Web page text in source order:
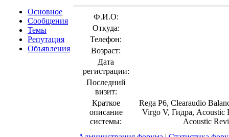
Основное
Сообщения
Темы
Репутация
Объявления
Ф.И.О:
Откуда:
Телефон:
Возраст:
Дата
регистрации:
Последний
визит:
Краткое
описание
системы:
Rega P6, Clearaudio
Virgo V, Гидра, Acoustic
Acoustic